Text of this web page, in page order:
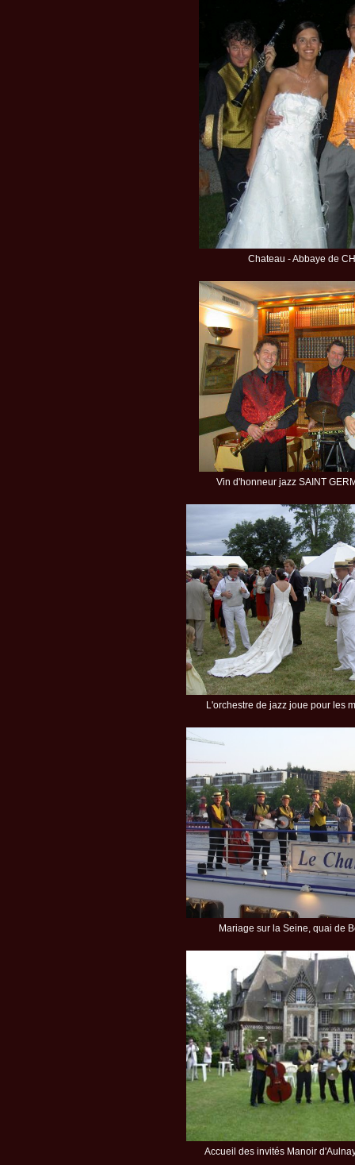
Chateau - Abbaye de
Vin d'honneur jazz SAINT
L'orchestre de jazz joue pour les
Mariage sur la Seine, quai de
Accueil des invités Manoir